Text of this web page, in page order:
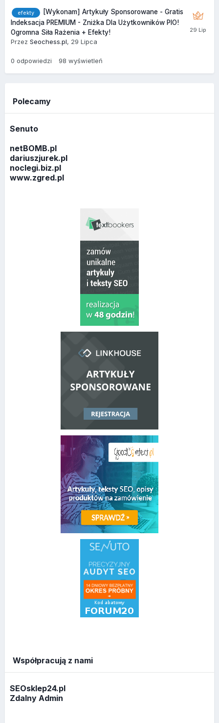
efekty
[Wykonam] Artykuły Sponsorowane - Gratis
Indeksacja PREMIUM - Zniżka Dla Użytkowników PIO!
Ogromna Siła Rażenia + Efekty!
Przez Seochess.pl, 29 Lipca
0 odpowiedzi 98 wyświetleń
Polecamy
Senuto
netBOMB.pl
dariuszjurek.pl
noclegi.biz.pl
www.zgred.pl
Współpracują z nami
SEOsklep24.pl
Zdalny Admin